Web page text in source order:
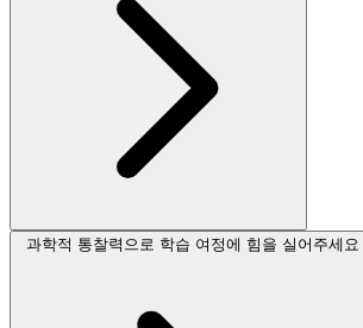
과학적 통찰력으로 학습 여정에 힘을 실어주세요